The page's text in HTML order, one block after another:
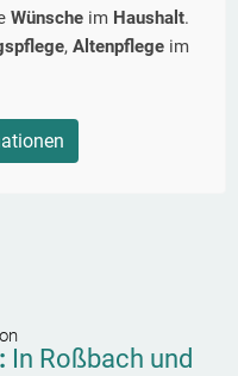
Wünsche im Haushalt.
, Altenpflege im
In Roßbach und